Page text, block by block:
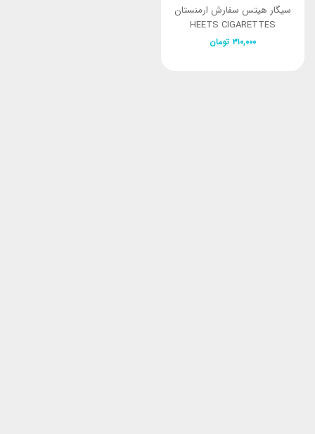
سیگار هیتس سفارش ارمنستان
HEETS CIGARETTES
Turquoise Selection
تومان ۳۱۰,۰۰۰